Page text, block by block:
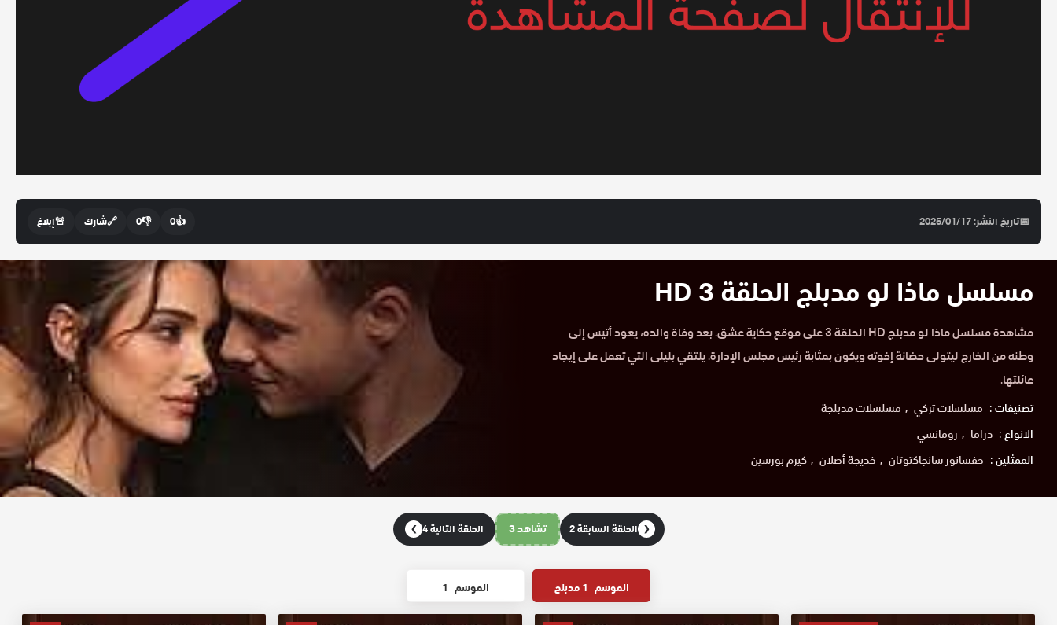
📅تاريخ النشر: 2025/01/17 👍
0
👎
0
🔗شارك 🚨إبلاغ
مسلسل ماذا لو مدبلج الحلقة 3 HD
مشاهدة مسلسل ماذا لو مدبلج HD الحلقة 3 على موقع حكاية عشق. بعد وفاة والده، يعود أتيس إلى
وطنه من الخارج ليتولى حضانة إخوته ويكون بمثابة رئيس مجلس الإدارة. يلتقي بليلى التي تعمل على إيجاد
عائلتها.
تصنيفات : مسلسلات تركي
مسلسلات مدبلجة
الانواع : دراما
رومانسي
الممثلين : حفسانور سانجاكتوتان خديجة أصلان كيرم بورسين
❮ الحلقة السابقة 2 تشاهد 3 الحلقة التالية 4 ❯
الموسم 1 مدبلج الموسم 1